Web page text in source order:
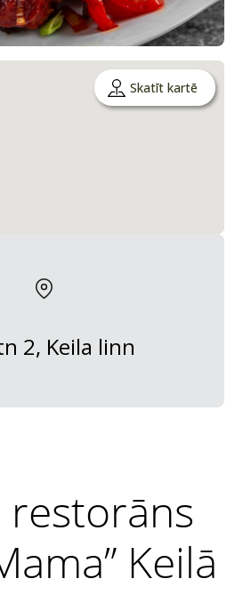
Skatīt kartē
2, Keila linn
restorāns
Keilā